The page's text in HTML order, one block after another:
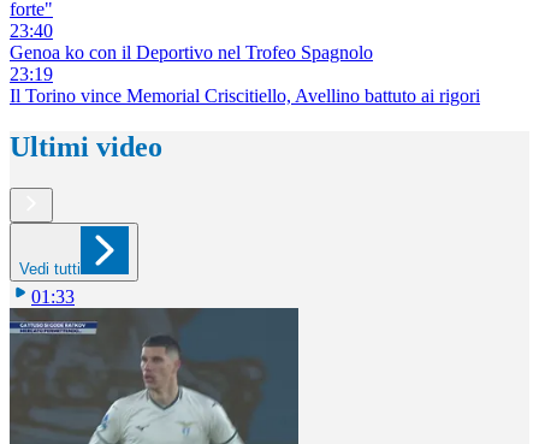
forte"
23:40
Genoa ko con il Deportivo nel Trofeo Spagnolo
23:19
Il Torino vince Memorial Criscitiello, Avellino battuto ai rigori
Ultimi video
Vedi tutti
01:33